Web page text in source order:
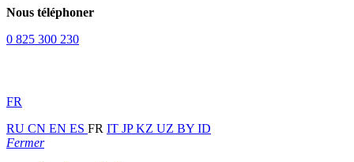
Nous téléphoner
0 825 300 230
FR
RU CN EN ES FR IT JPKZ UZ BY ID
Fermer